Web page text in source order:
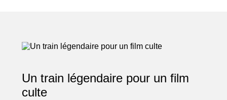
Un train légendaire pour un film
culte